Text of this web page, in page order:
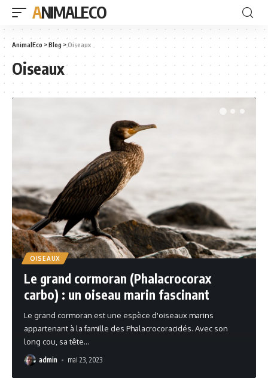
ANIMALECO
AnimalEco >Blog >Oiseaux
Oiseaux
OISEAUX
Le grand cormoran (Phalacrocorax
carbo) : un oiseau marin fascinant
Le grand cormoran est une espèce d'oiseaux marins
appartenant à la famille des Phalacrocoracidés. Avec son
long cou, sa tête…
admin mai 23, 2023